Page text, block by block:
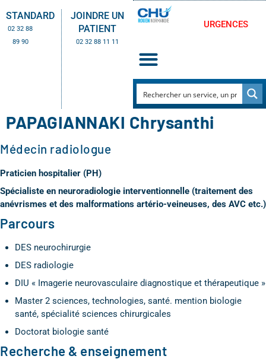
STANDARD
02 32 88
89 90
JOINDRE UN
PATIENT
02 32 88 11 11
URGENCES
PAPAGIANNAKI Chrysanthi
Médecin radiologue
Praticien hospitalier (PH)
Spécialiste en neuroradiologie interventionnelle (traitement des
anévrismes et des malformations artério-veineuses, des AVC etc.)
Parcours
DES neurochirurgie
DES radiologie
DIU « Imagerie neurovasculaire diagnostique et thérapeutique »
Master 2 sciences, technologies, santé. mention biologie
santé, spécialité sciences chirurgicales
Doctorat biologie santé
Recherche & enseignement